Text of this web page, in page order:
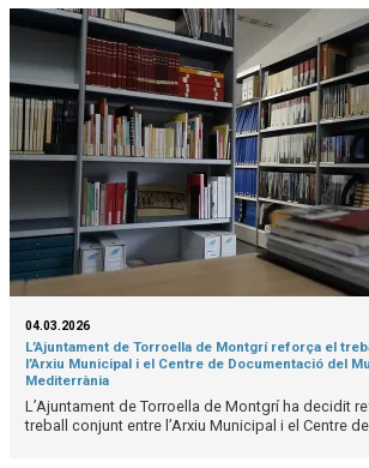
04.03.2026
L’Ajuntament de Torroella de Montgrí reforça el
l’Arxiu Municipal i el Centre de Documentació del
Mediterrània
L’Ajuntament de Torroella de Montgrí ha decidit
treball conjunt entre l’Arxiu Municipal i el Centre de